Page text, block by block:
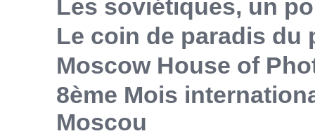
Les soviétiques, un
Le coin de paradis du
Moscow House of
8ème Mois
Moscou